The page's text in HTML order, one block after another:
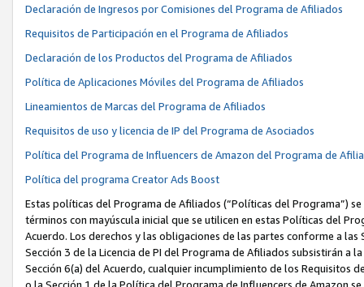
Declaración de Ingresos por Comisiones del Programa de Afiliados
Requisitos de Participación en el Programa de Afiliados
Declaración de los Productos del Programa de Afiliados
Política de Aplicaciones Móviles del Programa de Afiliados
Lineamientos de Marcas del Programa de Afiliados
Requisitos de uso y licencia de IP del Programa de Asociados
Política del Programa de Influencers de Amazon del Programa de
Política del programa Creator Ads Boost
Estas políticas del Programa de Afiliados (“Políticas del Programa”)
términos con mayúscula inicial que se utilicen en estas Políticas del
Acuerdo. Los derechos y las obligaciones de las partes conforme a
Sección 3 de la Licencia de PI del Programa de Afiliados subsistirán
Sección 6(a) del Acuerdo, cualquier incumplimiento de los Requisitos